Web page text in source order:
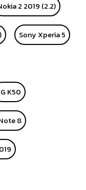
2 2019 (2.2)
Sony Xperia 5
K50
8